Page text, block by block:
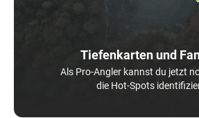
Tiefenkarten und
Als Pro-Angler kannst du jetzt
die Hot-Spots